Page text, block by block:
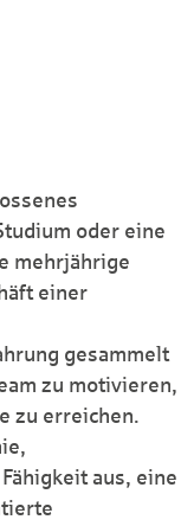
oder eine
mehrjährige
einer
gesammelt
zu motivieren,
zu erreichen.
aus, eine